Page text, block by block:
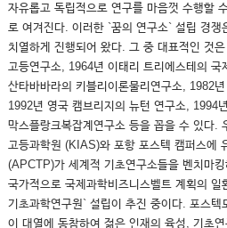
자유롭고 독립적으로 연구를 마음껏 수행할
로 여겨진다. 이러한 `꿈의 연구소` 설립 경쟁
치열하게 진행되어 왔다. 그 중 대표적인 것
고등연구소, 1964년 이태리 트리에스테의
산타바바라의 키블리이론물리연구소, 1982
1992년 영국 캠브리지의 뉴턴 연구소, 1994
막스플랑크복잡계연구소 등을 꼽을 수 있다.
고등과학원 (KIAS)와 포항 포스텍 캠퍼스에
(APCTP)가 세계적 기초연구소들을 벤치마
국가적으로 국제과학비즈니스벨트 계획의 일
기초과학연구원` 설립이 추진 중이다. 포스
이 대열에 동참하여 젊은 인재의 육성, 기초